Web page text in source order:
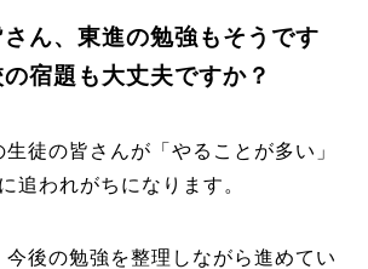
ん、東進の勉強もそうです
宿題も大丈夫ですか？
徒の皆さんが「やることが多い」
追われがちになります。
今後の勉強を整理しながら進めてい